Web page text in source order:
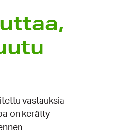
vastauksia
on kerätty